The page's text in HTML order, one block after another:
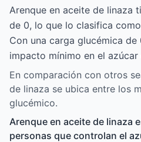
Arenque en aceite de linaza
de 0, lo que lo clasifica
Con una carga glucémica
impacto mínimo en el azúcar
En comparación con otros
de linaza se ubica entre los
glucémico.
Arenque en aceite de linaza
personas que controlan el